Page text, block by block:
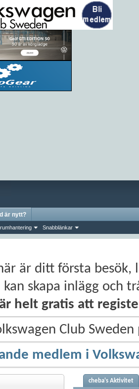
Snabblänkar
är nytt?
är ditt första besök,
kan skapa inlägg och
helt gratis att
Club
medlem i
cheba's Aktivitet